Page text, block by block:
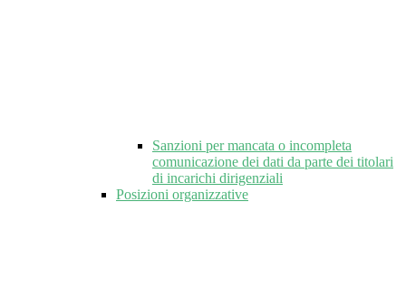
Sanzioni per mancata o incompleta
comunicazione dei dati da parte dei titolari
di incarichi dirigenziali
Posizioni organizzative